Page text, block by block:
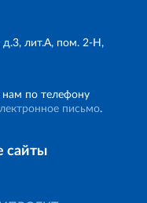
д.3, лит.А, пом. 2-Н,
нам по телефону
письмо.
сайты